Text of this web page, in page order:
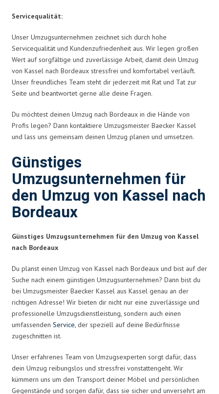
Servicequalität:
Unser Umzugsunternehmen zeichnet sich durch hohe
Servicequalität und Kundenzufriedenheit aus. Wir legen großen
Wert auf sorgfältige und zuverlässige Arbeit, damit dein Umzug
von Kassel nach Bordeaux stressfrei und komfortabel verläuft.
Unser freundliches Team steht dir jederzeit mit Rat und Tat zur
Seite und beantwortet gerne alle deine Fragen.
Du möchtest deinen Umzug nach Bordeaux in die Hände von
Profis legen? Dann kontaktiere Umzugsmeister Baecker Kassel
und lass uns gemeinsam deinen Umzug planen und umsetzen.
Günstiges
Umzugsunternehmen für
den Umzug von Kassel nach
Bordeaux
Günstiges Umzugsunternehmen für den Umzug von Kassel
nach Bordeaux
Du planst einen Umzug von Kassel nach Bordeaux und bist auf der
Suche nach einem günstigen Umzugsunternehmen? Dann bist du
bei Umzugsmeister Baecker Kassel aus Kassel genau an der
richtigen Adresse! Wir bieten dir nicht nur eine zuverlässige und
professionelle Umzugsdienstleistung, sondern auch einen
umfassenden Service, der speziell auf deine Bedürfnisse
zugeschnitten ist.
Unser erfahrenes Team von Umzugsexperten sorgt dafür, dass
dein Umzug reibungslos und stressfrei vonstattengeht. Wir
kümmern uns um den Transport deiner Möbel und persönlichen
Gegenstände und sorgen dafür, dass sie sicher und unversehrt am